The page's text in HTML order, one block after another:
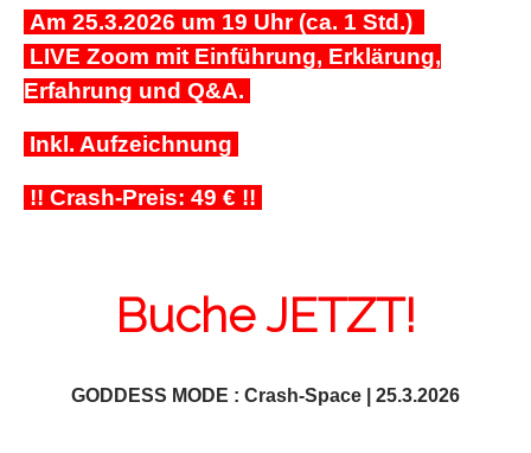
Am 25.3.2026 um 19 Uhr (ca. 1 Std.)
LIVE Zoom mit Einführung, Erklärung,
Erfahrung und Q&A.
Inkl. Aufzeichnung
!! Crash-Preis: 49 € !!
Buche JETZT!
GODDESS MODE : Crash-Space | 25.3.2026